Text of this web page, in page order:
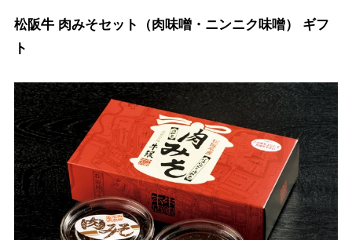
松阪牛 肉みそセット（肉味噌・ニンニク味噌） ギフ
ト